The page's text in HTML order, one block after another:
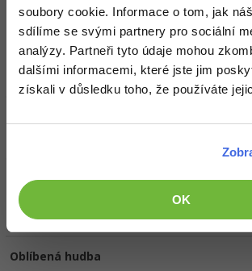
soubory cookie. Informace o tom, jak
sdílíme se svými partnery pro sociální
analýzy. Partneři tyto údaje mohou
dalšími informacemi, které jste jim
získali v důsledku toho, že používáte
OK
Oblíbené IDE, Editor
Notepad ++
Oblíbené filmy/seriály
The social network, Transformers
Oblíbená hudba